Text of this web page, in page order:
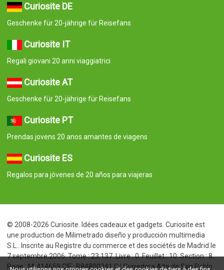
Curiosite DE
Geschenke für 20-jährige für Reisefans
Curiosite IT
Regali giovani 20 anni viaggiatrici
Curiosite AT
Geschenke für 20-jährige für Reisefans
Curiosite PT
Prendas jovens 20 anos amantes de viagens
Curiosite ES
Regalos para jóvenes de 20 años para viajeras
© 2008-2026 Curiosite. Idées cadeaux et gadgets. Curiosite est
une production de Milimetrado diseño y producción multimedia
S.L.. Inscrite au Registre du commerce et des sociétés de Madrid le
7 septembre 2006. Tome : 23.137. Livre : 0. Feuillet : 10. Section : 8.
Page : M-414659 CIF : B84800341 C/ Corredera Alta de San Pablo